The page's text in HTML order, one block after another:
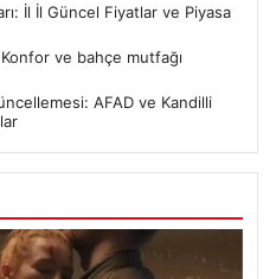
İl İl Güncel Fiyatlar ve Piyasa
Konfor ve bahçe mutfağı
AFAD ve Kandilli